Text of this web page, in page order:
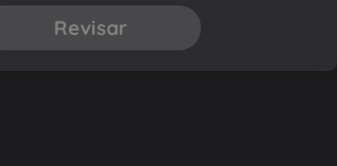
Revisar